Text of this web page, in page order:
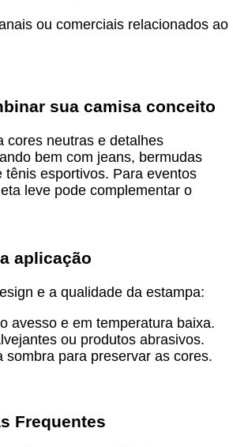
ou comerciais relacionados ao
sua camisa conceito
cores neutras e detalhes
bem com jeans, bermudas
tênis esportivos. Para eventos
leve pode complementar o
aplicação
e a qualidade da estampa:
avesso e em temperatura baixa.
ou produtos abrasivos.
sombra para preservar as cores.
Frequentes